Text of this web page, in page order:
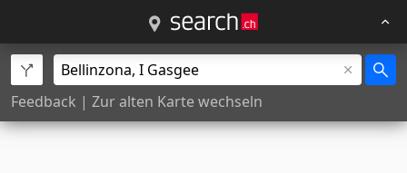
Feedback | Zur alten Karte wechseln